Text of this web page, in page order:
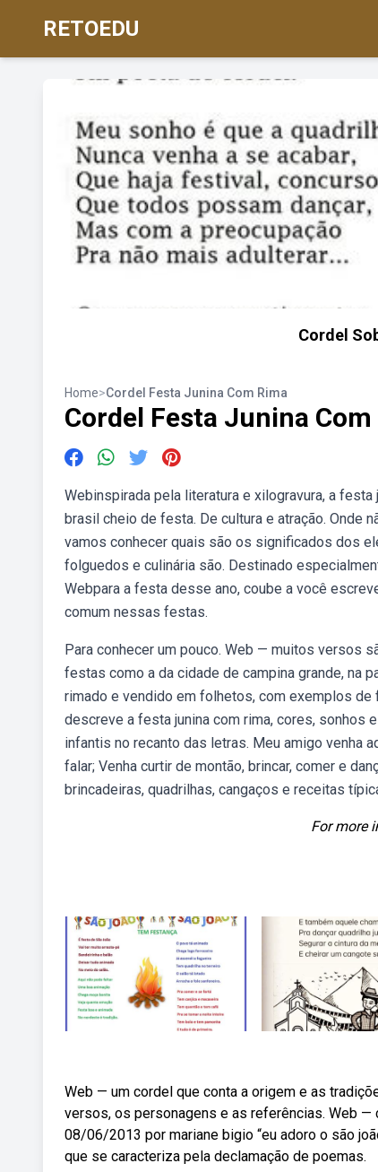
RETOEDU
Cordel
Home>Cordel Festa Junina Com Rima
Cordel Festa Junina Com
Webinspirada pela literatura e xilogravura, a
brasil cheio de festa. De cultura e atração. Onde
vamos conhecer quais são os significados dos
folguedos e culinária são. Destinado
Webpara a festa desse ano, coube a você
comum nessas festas.
Para conhecer um pouco. Web — muitos versos
festas como a da cidade de campina grande, na
rimado e vendido em folhetos, com exemplos de
descreve a festa junina com rima, cores, sonhos
infantis no recanto das letras. Meu amigo venha
falar; Venha curtir de montão, brincar, comer e
brincadeiras, quadrilhas, cangaços e receitas
For more
Web — um cordel que conta a origem e as
versos, os personagens e as referências. Web —
08/06/2013 por mariane bigio “eu adoro o são
que se caracteriza pela declamação de poemas.